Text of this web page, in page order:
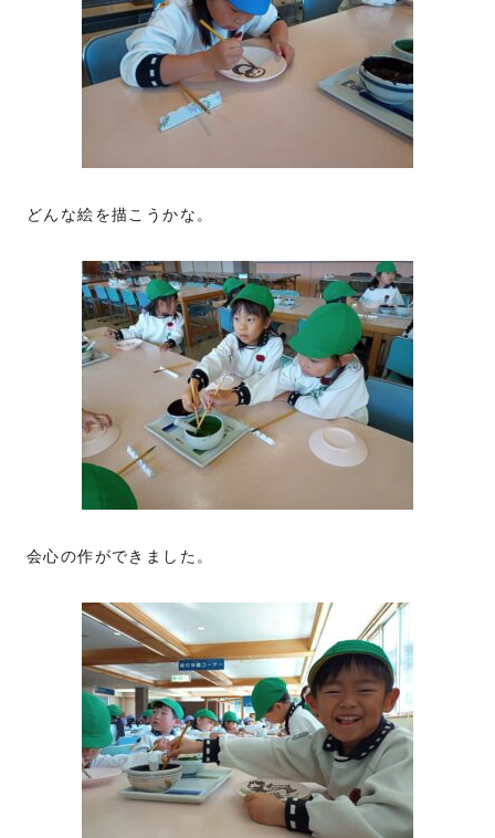
どんな絵を描こうかな。
会心の作ができました。